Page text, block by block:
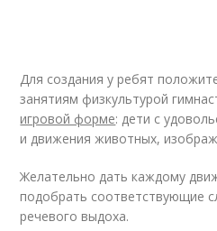
Для создания у ребят
занятиям физкультурой
игровой форме: дети с
и движения животных,
Желательно дать каждому
подобрать соответствующие
речевого выдоха.